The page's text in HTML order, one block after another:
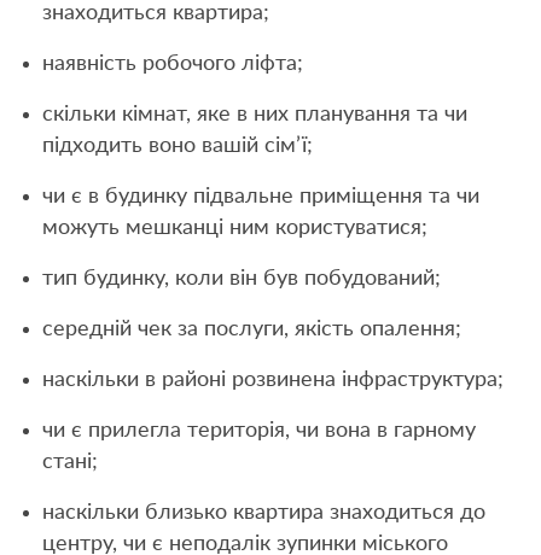
знаходиться квартира;
наявність робочого ліфта;
скільки кімнат, яке в них планування та чи
підходить воно вашій сім’ї;
чи є в будинку підвальне приміщення та чи
можуть мешканці ним користуватися;
тип будинку, коли він був побудований;
середній чек за послуги, якість опалення;
наскільки в районі розвинена інфраструктура;
чи є прилегла територія, чи вона в гарному
стані;
наскільки близько квартира знаходиться до
центру, чи є неподалік зупинки міського